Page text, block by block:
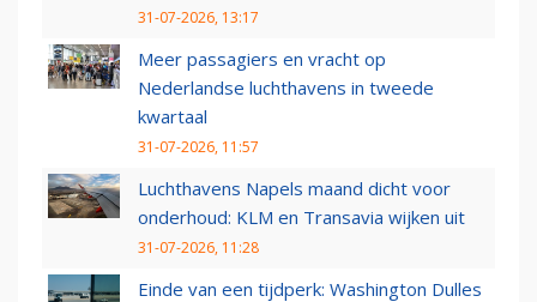
31-07-2026, 13:17
Meer passagiers en vracht op
Nederlandse luchthavens in tweede
kwartaal
31-07-2026, 11:57
Luchthavens Napels maand dicht voor
onderhoud: KLM en Transavia wijken uit
31-07-2026, 11:28
Einde van een tijdperk: Washington Dulles